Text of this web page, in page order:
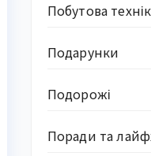
Побутова
Подарунки
Подорожі
Поради та